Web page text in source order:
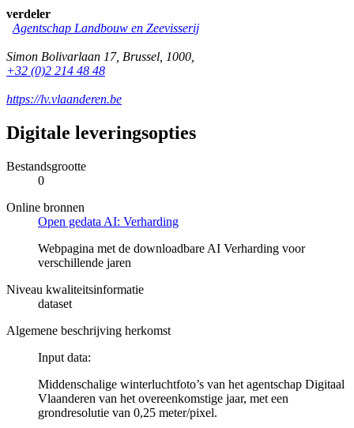
verdeler
Agentschap Landbouw en Zeevisserij
Simon Bolivarlaan 17, Brussel, 1000,
+32 (0)2 214 48 48
https://lv.vlaanderen.be
Digitale leveringsopties
Bestandsgrootte
0
Online bronnen
Open gedata AI: Verharding
Webpagina met de downloadbare AI Verharding voor
verschillende jaren
Niveau kwaliteitsinformatie
dataset
Algemene beschrijving herkomst
Input data:
Middenschalige winterluchtfoto’s van het agentschap Digitaal
Vlaanderen van het overeenkomstige jaar, met een
grondresolutie van 0,25 meter/pixel.